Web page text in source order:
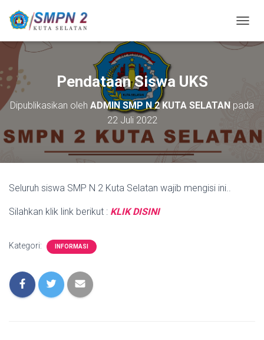
O
A
I
G
S
Pendataan Siswa UKS
Dipublikasikan oleh ADMIN SMP N 2 KUTA SELATAN pada
22 Juli 2022
Seluruh siswa SMP N 2 Kuta Selatan wajib mengisi ini..
Silahkan klik link berikut : KLIK DISINI
Kategori: INFORMASI